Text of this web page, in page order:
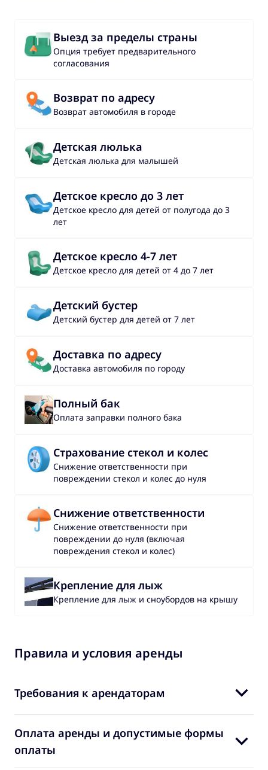
Выезд за пределы страны
Опция требует предварительного
согласования
Возврат по адресу
Возврат автомобиля в городе
Детская люлька
Детская люлька для малышей
Детское кресло до 3 лет
Детское кресло для детей от полугода до 3
лет
Детское кресло 4-7 лет
Детское кресло для детей от 4 до 7 лет
Детский бустер
Детский бустер для детей от 7 лет
Доставка по адресу
Доставка автомобиля по городу
Полный бак
Оплата заправки полного бака
Страхование стекол и колес
Снижение ответственности при
повреждении стекол и колес до нуля
Снижение ответственности
Снижение ответственности при
повреждении до нуля (включая
повреждения стекол и колес)
Крепление для лыж
Крепление для лыж и сноубордов на крышу
Правила и условия аренды
Требования к арендаторам
Оплата аренды и допустимые формы
оплаты